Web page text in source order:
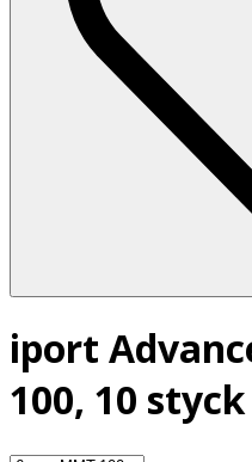
iport
100, 10 styck